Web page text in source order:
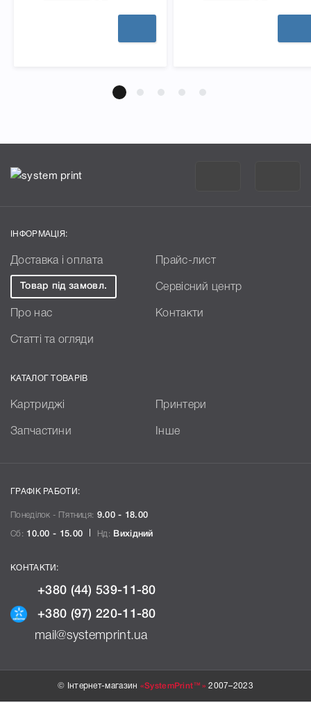
ІНФОРМАЦІЯ:
Доставка і оплата Прайс-лист
Товар під замовл. Сервісний центр
Про нас Контакти
Статті та огляди
КАТАЛОГ ТОВАРІВ
Картриджі Принтери
Запчастини Інше
ГРАФІК РАБОТИ:
Понеділок - П`ятниця: 9.00 - 18.00
Сб: 10.00 - 15.00 Нд: Вихідний
КОНТАКТИ:
+380 (44) 539-11-80
+380 (97) 220-11-80
mail@systemprint.ua
© Інтернет-магазин «SystemPrint™» 2007–2023